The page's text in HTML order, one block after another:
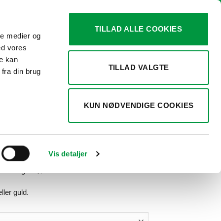
medier og
vores
kan
din brug
Vis detaljer
TILLAD ALLE COOKIES
TILLAD VALGTE
KUN NØDVENDIGE COOKIES
Controle Rope,
guld.